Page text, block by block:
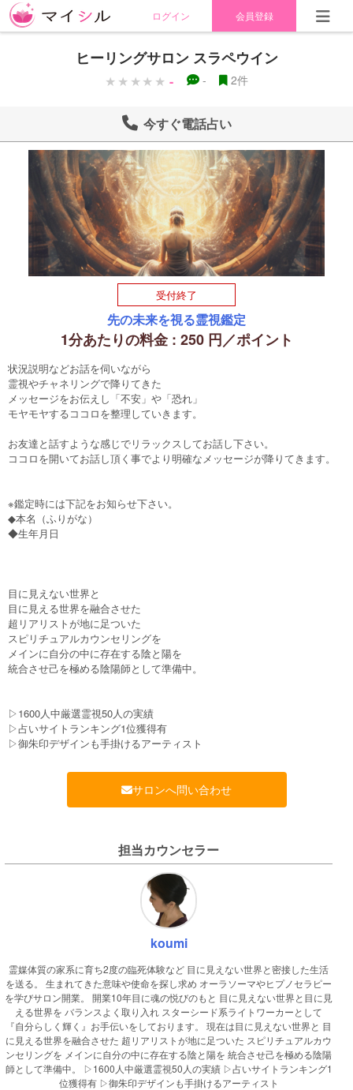
ログイン 会員登録
ヒーリングサロン スラペウイン
- - 2件
今すぐ電話占い
受付終了
先の未来を視る霊視鑑定
1分あたりの料金 : 250 円／ポイント
状況説明などお話を伺いながら
霊視やチャネリングで降りてきた
メッセージをお伝えし「不安」や「恐れ」
モヤモヤするココロを整理していきます。
お友達と話すような感じでリラックスしてお話し下さい。
ココロを開いてお話し頂く事でより明確なメッセージが降りてきます。
※鑑定時には下記をお知らせ下さい。
◆本名（ふりがな）
◆生年月日
目に見えない世界と
目に見える世界を融合させた
超リアリストが地に足ついた
スピリチュアルカウンセリングを
メインに自分の中に存在する陰と陽を
統合させ己を極める陰陽師として準備中。
▷1600人中厳選霊視50人の実績
▷占いサイトランキング1位獲得有
▷御朱印デザインも手掛けるアーティスト
サロンへ問い合わせ
担当カウンセラー
koumi
霊媒体質の家系に育ち2度の臨死体験など 目に見えない世界と密接した生活
を送る。 生まれてきた意味や使命を探し求め オーラソーマやヒプノセラピー
を学びサロン開業。 開業10年目に魂の悦びのもと 目に見えない世界と目に見
える世界を バランスよく取り入れ スターシード系ライトワーカーとして
『自分らしく輝く』お手伝いをしております。 現在は目に見えない世界と 目
に見える世界を融合させた 超リアリストが地に足ついた スピリチュアルカウ
ンセリングを メインに自分の中に存在する陰と陽を 統合させ己を極める陰陽
師として準備中。 ▷1600人中厳選霊視50人の実績 ▷占いサイトランキング1
位獲得有 ▷御朱印デザインも手掛けるアーティスト